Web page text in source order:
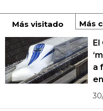
Más visitado Más
El
a